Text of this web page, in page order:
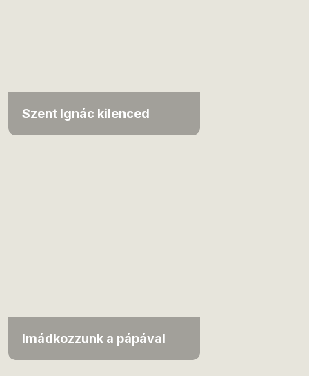
Szent Ignác kilenced
Imádkozzunk a pápával